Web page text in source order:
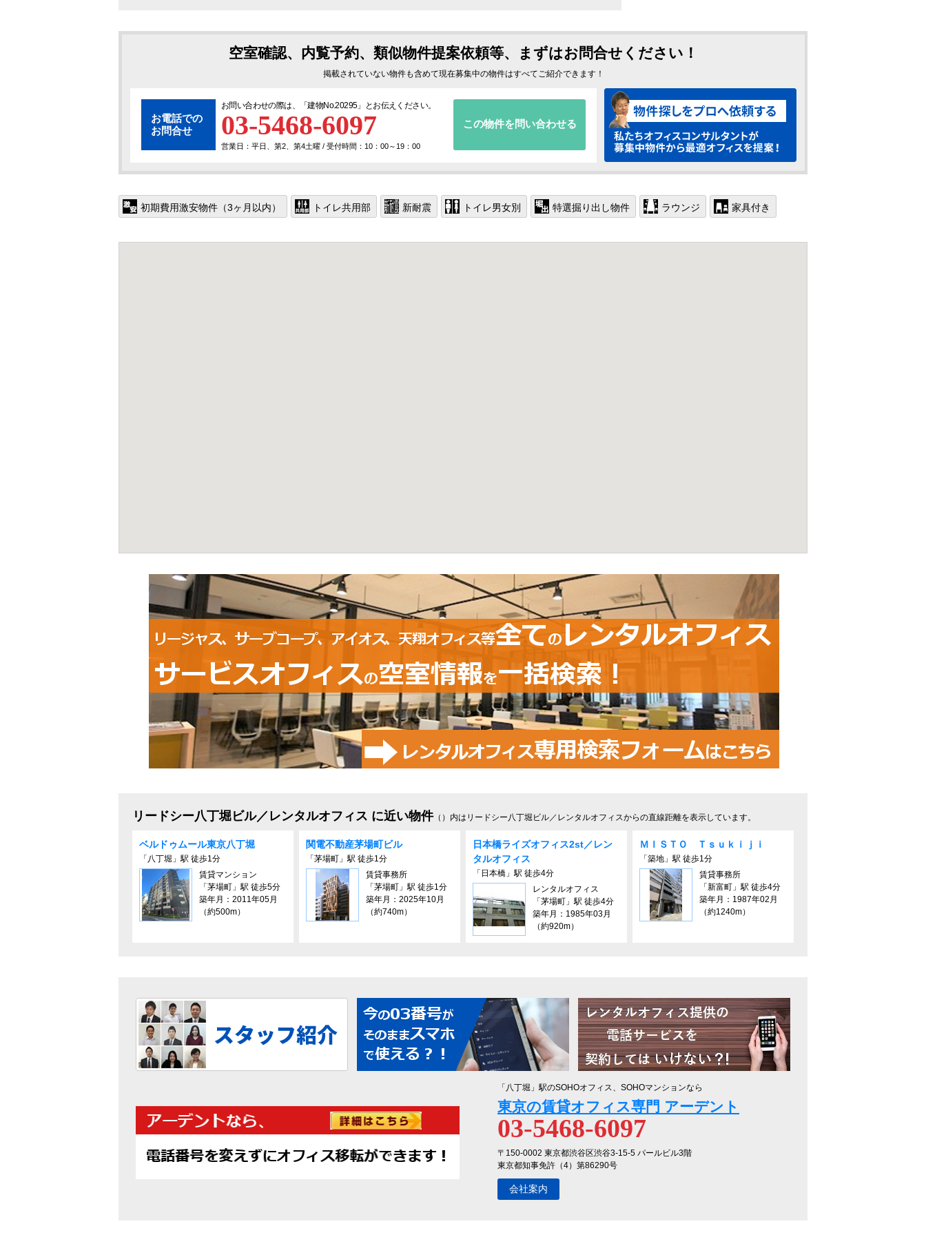
空室確認、内覧予約、類似物件提案依頼等、まずはお問合せください！
掲載されていない物件も含めて現在募集中の物件はすべてご紹介できます！
お電話での
お問合せ
お問い合わせの際は、「建物No.20295」とお伝えください。
03-5468-6097
営業日：平日、第2、第4土曜 / 受付時間：10：00～19：00
この物件を問い合わせる
初期費用激安物件（3ヶ月以内） トイレ共用部 新耐震 トイレ男女別 特選掘り出し物件 ラウンジ 家具付き
リードシー八丁堀ビル／レンタルオフィス に近い物件（）内はリードシー八丁堀ビル／レンタルオフィスからの直線距離を表示しています。
ベルドゥムール東京⼋丁堀
「八丁堀」駅 徒歩1分
賃貸マンション
「茅場町」駅 徒歩5分
築年月：2011年05月
（約500m）
関電不動産茅場町ビル
「茅場町」駅 徒歩1分
賃貸事務所
「茅場町」駅 徒歩1分
築年月：2025年10月
（約740m）
日本橋ライズオフィス2st／レン
タルオフィス
「日本橋」駅 徒歩4分
レンタルオフィス
「茅場町」駅 徒歩4分
築年月：1985年03月
（約920m）
ＭＩＳＴＯ Ｔｓｕｋｉｊｉ
「築地」駅 徒歩1分
賃貸事務所
「新富町」駅 徒歩4分
築年月：1987年02月
（約1240m）
「八丁堀」駅のSOHOオフィス、SOHOマンションなら
東京の賃貸オフィス専門 アーデント
03-5468-6097
〒150-0002 東京都渋谷区渋谷3-15-5 パールビル3階
東京都知事免許（4）第86290号
会社案内